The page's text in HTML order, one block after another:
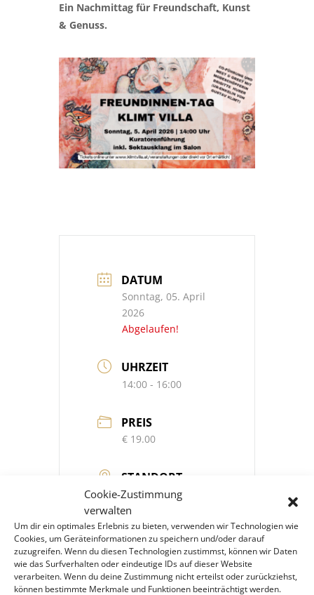
Cookie-Zustimmung
verwalten
Um dir ein optimales Erlebnis zu bieten, verwenden wir Technologien wie
Cookies, um Geräteinformationen zu speichern und/oder darauf
zuzugreifen. Wenn du diesen Technologien zustimmst, können wir Daten
wie das Surfverhalten oder eindeutige IDs auf dieser Website
verarbeiten. Wenn du deine Zustimmung nicht erteilst oder zurückziehst,
können bestimmte Merkmale und Funktionen beeinträchtigt werden.
Ein Nachmittag für Freundschaft, Kunst
& Genuss.
DATUM
Sonntag, 05. April
2026
Abgelaufen!
UHRZEIT
14:00 - 16:00
PREIS
€ 19.00
STANDORT
Klimt Villa Wien
Feldmühlgasse 11,